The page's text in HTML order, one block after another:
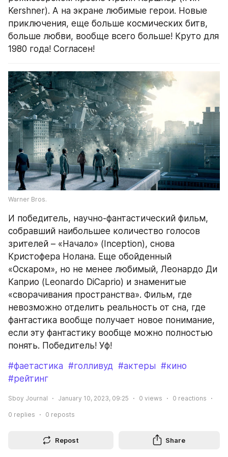
Kershner). А на экране любимые герои. Новые
приключения, еще больше космических битв,
больше любви, вообще всего больше! Круто для
1980 года! Согласен!
Warner Bros.
И победитель, научно-фантастический фильм,
собравший наибольшее количество голосов
зрителей – «Начало» (Inception), снова
Кристофера Нолана. Еще обойденный
«Оскаром», но не менее любимый, Леонардо Ди
Каприо (Leonardo DiCaprio) и знаменитые
«сворачивания пространства». Фильм, где
невозможно отделить реальность от сна, где
фантастика вообще получает новое понимание,
если эту фантастику вообще можно полностью
понять. Победитель! Уф!
#фаетастика #голливуд #актеры #кино
#рейтинг
Sboy Journal January 10, 2023, 09:25 0 views 0 reactions
0 replies 0 reposts
Repost Share